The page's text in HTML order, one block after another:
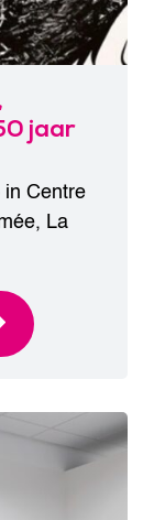
jaar
Centre
, La